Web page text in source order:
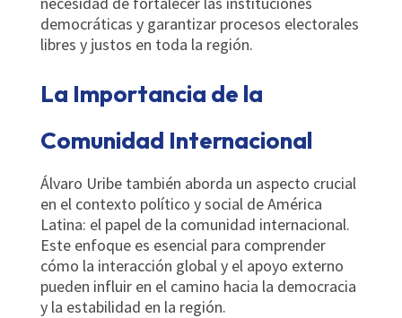
democráticas y garantizar procesos electorales
libres y justos en toda la región.
La Importancia de la
Comunidad Internacional
Álvaro Uribe también aborda un aspecto crucial
en el contexto político y social de América
Latina: el papel de la comunidad internacional.
Este enfoque es esencial para comprender
cómo la interacción global y el apoyo externo
pueden influir en el camino hacia la democracia
y la estabilidad en la región.